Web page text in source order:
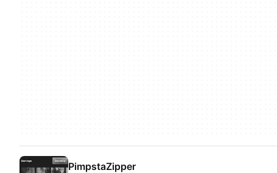
PimpstaZipper